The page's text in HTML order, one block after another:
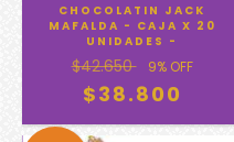
CHOCOLATIN JACK
MAFALDA - CAJA X 20
UNIDADES -
$42.650 9% OFF
$38.800